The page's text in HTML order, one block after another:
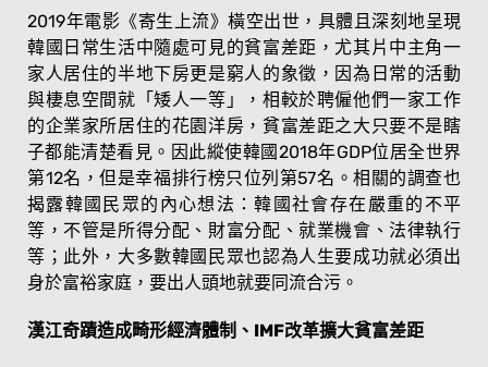
2019年電影《寄生上流》橫空出世，具體且深刻地呈現
韓國日常生活中隨處可見的貧富差距，尤其片中主角一
家人居住的半地下房更是窮人的象徵，因為日常的活動
與棲息空間就「矮人一等」，相較於聘僱他們一家工作
的企業家所居住的花園洋房，貧富差距之大只要不是瞎
子都能清楚看見。因此縱使韓國2018年GDP位居全世界
第12名，但是幸福排行榜只位列第57名。相關的調查也
揭露韓國民眾的內心想法：韓國社會存在嚴重的不平
等，不管是所得分配、財富分配、就業機會、法律執行
等；此外，大多數韓國民眾也認為人生要成功就必須出
身於富裕家庭，要出人頭地就要同流合污。
漢江奇蹟造成畸形經濟體制、IMF改革擴大貧富差距